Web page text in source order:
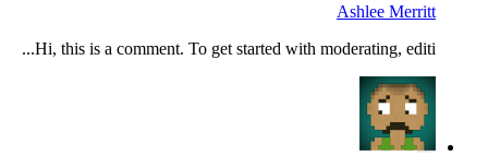
Ashlee Merritt
Hi, this is a comment. To get started with moderating, editi...